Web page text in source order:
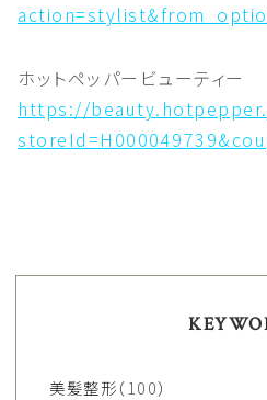
ホットペッパービューティー
https://
美髪整形（100）